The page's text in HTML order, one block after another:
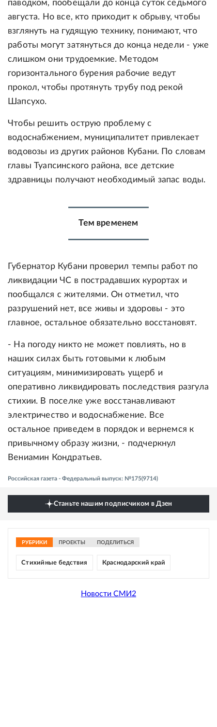
паводком, пообещали до конца суток седьмого
августа. Но все, кто приходит к обрыву, чтобы
взглянуть на гудящую технику, понимают, что
работы могут затянуться до конца недели - уже
слишком они трудоемкие. Методом
горизонтального бурения рабочие ведут
прокол, чтобы протянуть трубу под рекой
Шапсухо.
Чтобы решить острую проблему с
водоснабжением, муниципалитет привлекает
водовозы из других районов Кубани. По словам
главы Туапсинского района, все детские
здравницы получают необходимый запас воды.
Тем временем
Губернатор Кубани проверил темпы работ по
ликвидации ЧС в пострадавших курортах и
пообщался с жителями. Он отметил, что
разрушений нет, все живы и здоровы - это
главное, остальное обязательно восстановят.
- На погоду никто не может повлиять, но в
наших силах быть готовыми к любым
ситуациям, минимизировать ущерб и
оперативно ликвидировать последствия разгула
стихии. В поселке уже восстанавливают
электричество и водоснабжение. Все
остальное приведем в порядок и вернемся к
привычному образу жизни, - подчеркнул
Вениамин Кондратьев.
Российская газета - Федеральный выпуск: №175(9714)
Станьте нашим подписчиком в Дзен
РУБРИКИ ПРОЕКТЫ ПОДЕЛИТЬСЯ
Стихийные бедствия Краснодарский край
Новости СМИ2